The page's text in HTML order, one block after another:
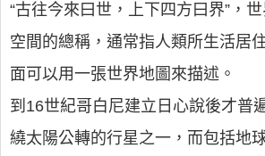
“古往今來曰世，上下四方曰界”，
空間的總稱，通常指人類所生活居
面可以用一張世界地圖來描述。
到16世紀哥白尼建立日心說後才普
繞太陽公轉的行星之一，而包括地